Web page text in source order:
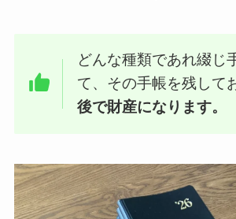
どんな種類であれ綴じ
て、その手帳を残して
後で財産になります。